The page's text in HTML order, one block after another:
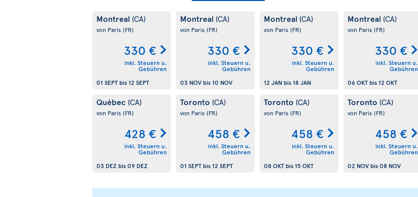
Montreal (CA)
von Paris (FR)
330 €
inkl. Steuern u.
Gebühren
01 SEPTbis 12 SEPT
Montreal (CA)
von Paris (FR)
330 €
inkl. Steuern u.
Gebühren
03 NOVbis 10 NOV
Montreal (CA)
von Paris (FR)
330 €
inkl. Steuern u.
Gebühren
12 JANbis 18 JAN
Montreal (CA)
von Paris (FR)
330 €
inkl. Steuern u.
Gebühren
06 OKTbis 12 OKT
Québec (CA)
von Paris (FR)
428 €
inkl. Steuern u.
Gebühren
03 DEZ bis09 DEZ
Toronto (CA)
von Paris (FR)
458 €
inkl. Steuern u.
Gebühren
01 SEPTbis 12 SEPT
Toronto (CA)
von Paris (FR)
458 €
inkl. Steuern u.
Gebühren
08 OKTbis 15 OKT
Toronto (CA)
von Paris (FR)
458 €
inkl. Steuern u.
Gebühren
02 NOVbis08 NOV